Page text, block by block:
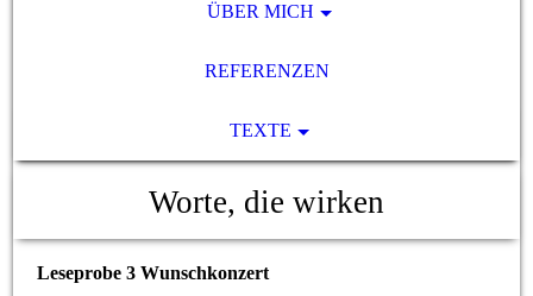
ÜBER MICH
REFERENZEN
TEXTE
Worte, die wirken
Leseprobe 3 Wunschkonzert